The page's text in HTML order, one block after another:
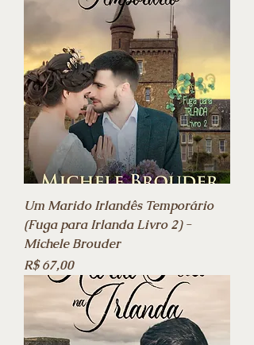
Um Marido Irlandês Temporário
(Fuga para Irlanda Livro 2) -
Michele Brouder
Preço
R$ 67,00